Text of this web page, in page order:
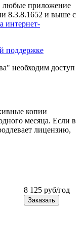
любые приложение
8.3.8.1652 и выше с
интернет-
поддержке
необходим доступ
копии
месяца. Если в
лицензию,
8 125 руб/год
Заказать